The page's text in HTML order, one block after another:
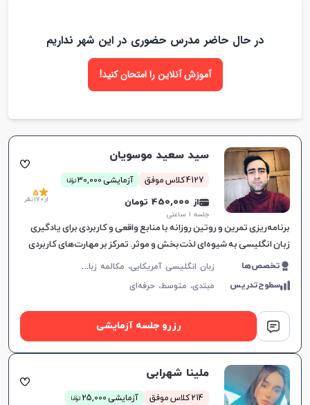
در حال حاضر مدرس حضوری در این شهر نداریم
آموزش آنلاین را امتحان کنید!
سید سعید موسویان
4127 کلاس موفق آزمایشی 30,000 توما
ن
از 450,000 تومان
جلسه ۱ ساعتی
5
از 170 نظر
برنامه‌ریزی تمرین و روتین روزانه با منابع واقعی و کاربردی برای یادگیری
زبان انگلیسی به شیوه‌ای لذت‌بخش و موثر. تمرکز بر مهارت‌های کاربردی
در زندگی روزمره.
تخصص‌ها ز
بان انگلیسی آمریکایی، مکالمه زبان انگلیسی، زبان انگلیسی عمومی، گرامر زبان انگلیسی
سطوح‌تدریس مبتدی، متوسط،حرفه‌ای
رزرو جلسه آزمایشی
ملینا شهرابی
214 کلاس موفق آزمایشی 25,000 توما
ن